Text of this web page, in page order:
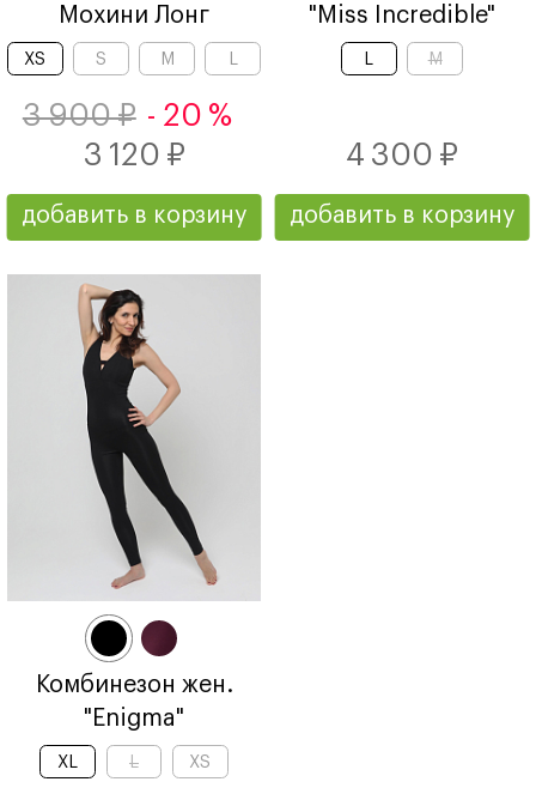
Мохини Лонг
3 900 ₽ - 20 %
3 120 ₽
XS S M
добавить в корзину
"Miss Incredible"
4 300 ₽
M
добавить в корзину
Комбинезон жен.
"Enigma"
XL L XS